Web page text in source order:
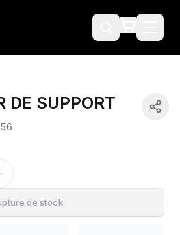
DE SUPPORT
de stock